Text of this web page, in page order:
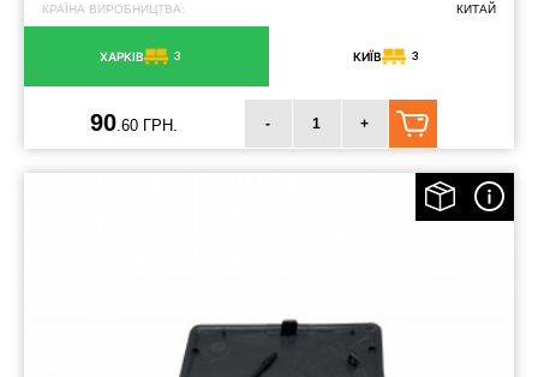
КРАЇНА ВИРОБНИЦТВА: КИТАЙ
ХАРКІВ 3 КИЇВ 3
90 .60 ГРН. - +